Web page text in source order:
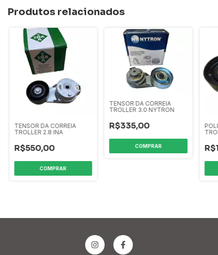
Produtos relacionados
TENSOR DA CORREIA
TROLLER 2.8 INA
R$550,00
TENSOR DA CORREIA
TROLLER 3.0 NYTRON
R$335,00